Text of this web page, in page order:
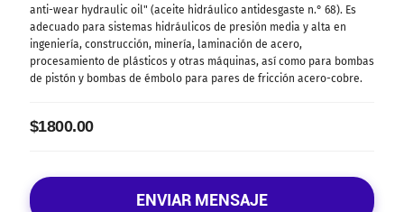
anti-wear hydraulic oil" (aceite hidráulico antidesgaste n.° 68). Es
adecuado para sistemas hidráulicos de presión media y alta en
ingeniería, construcción, minería, laminación de acero,
procesamiento de plásticos y otras máquinas, así como para bombas
de pistón y bombas de émbolo para pares de fricción acero-cobre.
$1800.00
ENVIAR MENSAJE